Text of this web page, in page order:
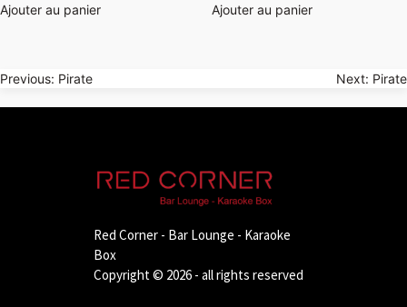
Ajouter au panier Ajouter au panier
Navigation
de
Previous: Pirate Next: Pirate
Red Corner - Bar Lounge - Karaoke
Box
Copyright © 2026 - all rights reserved